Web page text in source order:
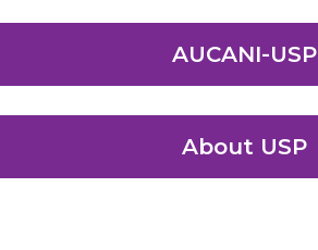
AUCANI-USP
About USP